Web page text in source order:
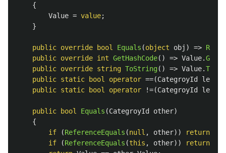
{
Value = value;
}
public override bool Equals (object obj ) =>
public override int GetHashCode() => Value.
public override string ToString() => Value.
public static bool operator ==(CategroyId left
public static bool operator !=(CategroyId left
public bool Equals (CategroyId other)
{
if
(ReferenceEquals (null , other)) return
if
(ReferenceEquals (this , other)) return